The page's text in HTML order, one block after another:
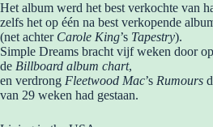
Het album werd het best verkochte van
zelfs het op één na best verkopende
(net achter Carole King’s Tapestry).
Simple Dreams bracht vijf weken door
de Billboard album chart,
en verdrong Fleetwood Mac’s Rumours
van 29 weken had gestaan.